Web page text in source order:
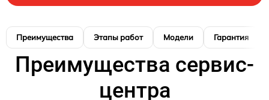
Преимущества Этапы работ Модели Гарантия
Преимущества сервис-
центра